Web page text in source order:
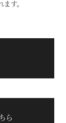
す。
ら